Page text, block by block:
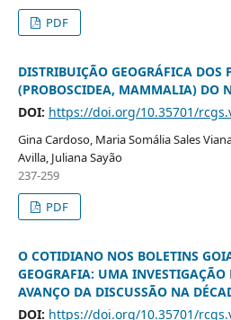
PDF
DISTRIBUIÇÃO GEOGRÁFICA DOS
(PROBOSCIDEA, MAMMALIA) DO
DOI: https://doi.org/10.35701/
Gina Cardoso, Maria Somália Sales
Avilla, Juliana Sayão
237-259
PDF
O COTIDIANO NOS BOLETINS
GEOGRAFIA: UMA INVESTIGAÇÃO
AVANÇO DA DISCUSSÃO NA
DOI: https://doi.org/10.35701/